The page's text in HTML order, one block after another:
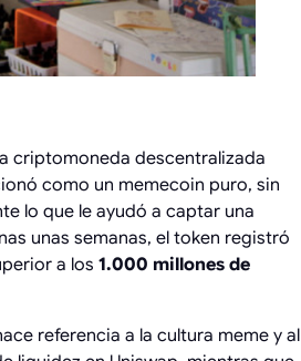
criptomoneda descentralizada
como un memecoin puro, sin
lo que le ayudó a captar una
unas semanas, el token registró
a los 1.000 millones de
referencia a la cultura meme y al